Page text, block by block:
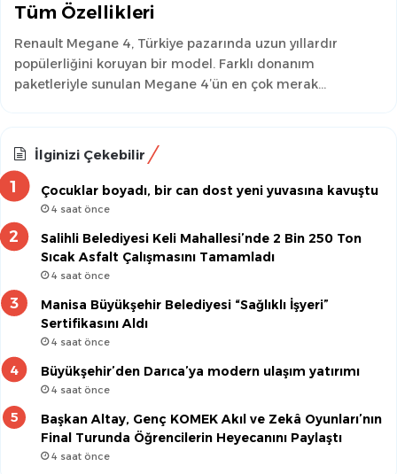
Tüm Özellikleri
Renault Megane 4, Türkiye pazarında uzun yıllardır
popülerliğini koruyan bir model. Farklı donanım
paketleriyle sunulan Megane 4’ün en çok merak…
İlginizi Çekebilir
Çocuklar boyadı, bir can dost yeni yuvasına kavuştu
4 saat önce
Salihli Belediyesi Keli Mahallesi’nde 2 Bin 250 Ton
Sıcak Asfalt Çalışmasını Tamamladı
4 saat önce
Manisa Büyükşehir Belediyesi “Sağlıklı İşyeri”
Sertifikasını Aldı
4 saat önce
Büyükşehir’den Darıca’ya modern ulaşım yatırımı
4 saat önce
Başkan Altay, Genç KOMEK Akıl ve Zekâ Oyunları’nın
Final Turunda Öğrencilerin Heyecanını Paylaştı
4 saat önce